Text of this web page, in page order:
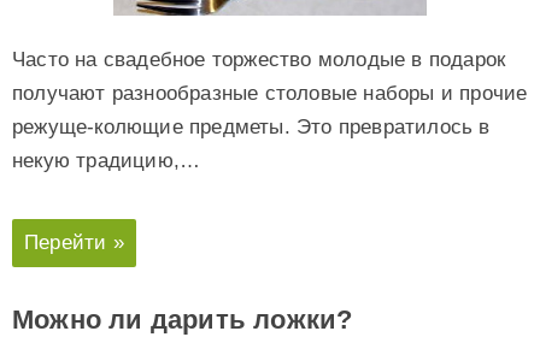
Часто на свадебное торжество молодые в подарок
получают разнообразные столовые наборы и прочие
режуще-колющие предметы. Это превратилось в
некую традицию,…
Перейти »
Можно ли дарить ложки?